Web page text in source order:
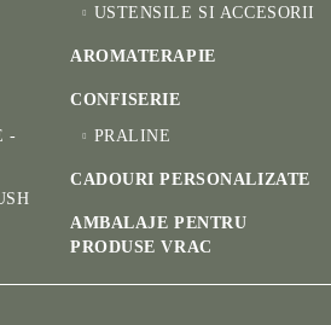
-
USTENSILE SI ACCESORII
AROMATERAPIE
CONFISERIE
PRALINE
CADOURI PERSONALIZATE
AMBALAJE PENTRU
PRODUSE VRAC